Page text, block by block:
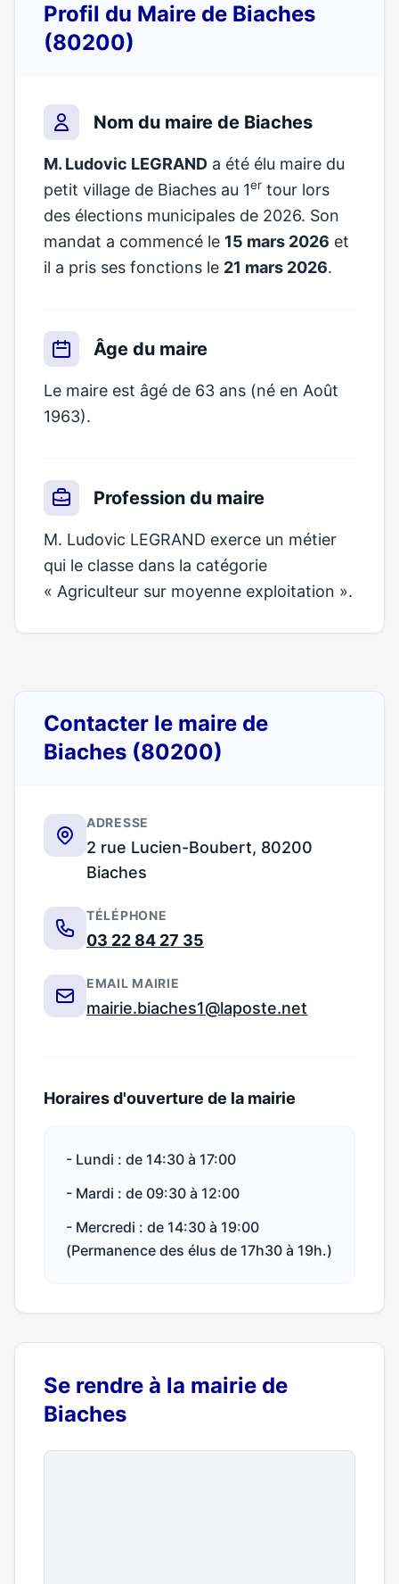
Profil du Maire de Biaches
(80200)
Nom du maire de Biaches
M. Ludovic LEGRAND a été élu maire du
petit village de Biaches au 1er tour lors
des élections municipales de 2026. Son
mandat a commencé le 15 mars 2026 et
il a pris ses fonctions le 21 mars 2026.
Âge du maire
Le maire est âgé de 63 ans (né en Août
1963).
Profession du maire
M. Ludovic LEGRAND exerce un métier
qui le classe dans la catégorie
« Agriculteur sur moyenne exploitation ».
Contacter le maire de
Biaches (80200)
ADRESSE
2 rue Lucien-Boubert, 80200
Biaches
TÉLÉPHONE
03 22 84 27 35
EMAIL MAIRIE
mairie.biaches1@laposte.net
Horaires d'ouverture de la mairie
- Lundi : de 14:30 à 17:00
- Mardi : de 09:30 à 12:00
- Mercredi : de 14:30 à 19:00
(Permanence des élus de 17h30 à 19h.)
Se rendre à la mairie de
Biaches